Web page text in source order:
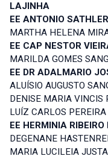
LAJINHA
EE ANTONIO SATHLER
MARTHA HELENA
EE CAP NESTOR
MARILDA GOMES
EE DR ADALMARIO
ALUÍSIO AUGUSTO
DENISE MARIA VINCIS
LUÍZ CARLOS PEREIRA
EE HERMINIA RIBEIRO
DEGENANE
MARIA LUCILEIA